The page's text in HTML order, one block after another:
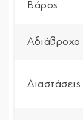
Βάρος
Αδιάβροχο